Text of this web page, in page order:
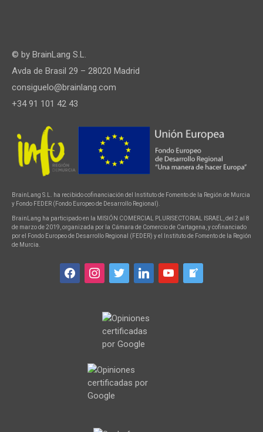
© by BrainLang S.L.
Avda de Brasil 29 – 28020 Madrid
consiguelo@brainlang.com
+34 91 101 42 43
BrainLang S.L. ha recibido cofinanciación del Instituto de Fomento de la Región de Murcia
y Fondo FEDER (Fondo Europeo de Desarrollo Regional).
BrainLang ha participado en la MISIÓN COMERCIAL PLURISECTORIAL ISRAEL, del 2 al 8
de marzo de 2019, organizada por la Cámara de Comercio de Cartagena, y cofinanciado
por el Fondo Europeo de Desarrollo Regional (FEDER) y el Instituto de Fomento de la Región
de Murcia.
facebookinstagram
twitter linkedin youtube welcome-
write-